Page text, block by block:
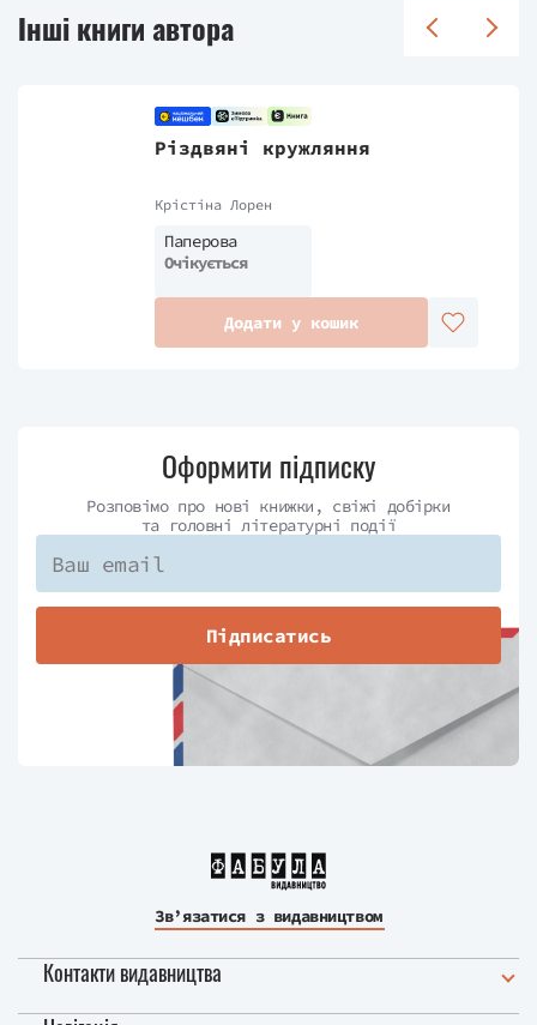
Інші книги автора
Різдвяні кружляння
Крістіна Лорен
Паперова
Очікується
Додати у кошик
Оформити підписку
Розповімо про нові книжки, свіжі добірки
та головні літературні події
Підписатись
Зв’язатися з видавництвом
Контакти видавництва